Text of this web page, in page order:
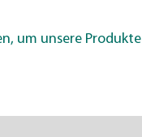
um unsere Produkte